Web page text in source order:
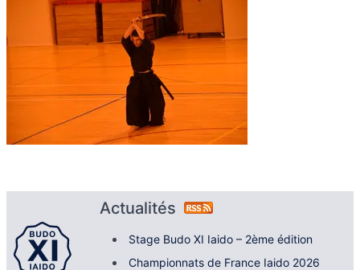
Actualités
Stage Budo XI Iaido – 2ème édition
Championnats de France Iaido 2026